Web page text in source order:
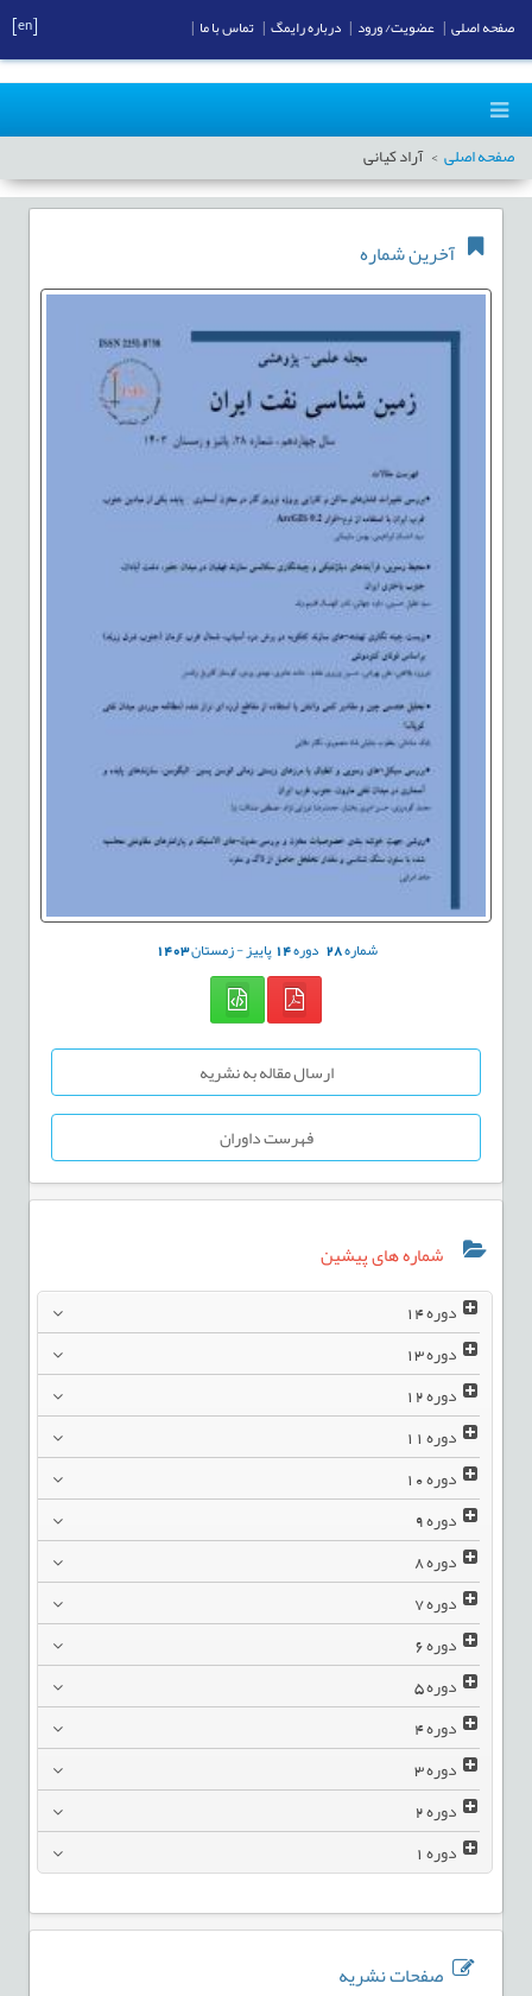
صفحه اصلی آراد کیانی
آخرین شماره
شماره28 دوره14پاییز - زمستان1403
ارسال مقاله به نشریه
فهرست داوران
شماره های پیشین
دوره14
دوره13
دوره12
دوره11
دوره10
دوره9
دوره8
دوره7
دوره6
دوره5
دوره4
دوره3
دوره2
دوره1
صفحات نشریه
صفحه اصلی عضویت/ ورود درباره رایمگ تماس با ما